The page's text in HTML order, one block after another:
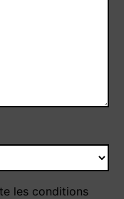
les conditions